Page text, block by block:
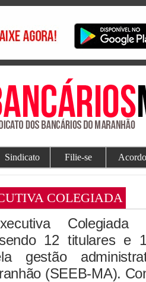
Sindicato Filie-se
COLEGIADA
12 titulares e
gestão
(SEEB-MA).